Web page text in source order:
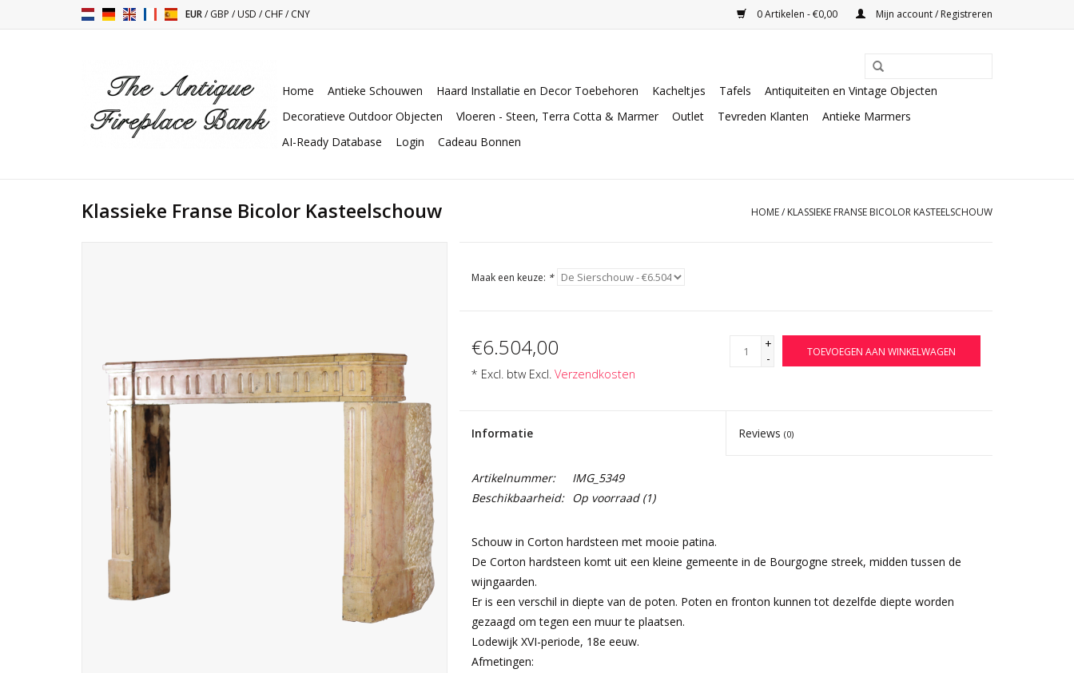
EUR/GBP /USD /CHF/CNY 0 Artikelen - €0,00 Mijn account / Registreren
Home Antieke Schouwen Haard Installatie en Decor Toebehoren Kacheltjes Tafels
Antiquiteiten en Vintage Objecten
Decoratieve Outdoor Objecten
Vloeren - Steen, Terra Cotta & Marmer Outlet Tevreden Klanten
Antieke Marmers
AI-Ready Database
Login Cadeau Bonnen
Klassieke Franse Bicolor Kasteelschouw HOME/ KLASSIEKE FRANSE BICOLOR KASTEELSCHOUW
Maak een keuze: *
€6.504,00
* Excl. btw Excl. Verzendkosten
+
-
TOEVOEGEN AAN WINKELWAGEN
Informatie Reviews(0)
Artikelnummer:
IMG_5349
Beschikbaarheid:
Op voorraad(1)
Schouw in Corton hardsteen met mooie patina.
De Corton hardsteen komt uit een kleine gemeente in de Bourgogne streek, midden tussen de
wijngaarden.
Er is een verschil in diepte van de poten. Poten en fronton kunnen tot dezelfde diepte worden
gezaagd om tegen een muur te plaatsen.
Lodewijk XVI-periode, 18e eeuw.
Afmetingen: